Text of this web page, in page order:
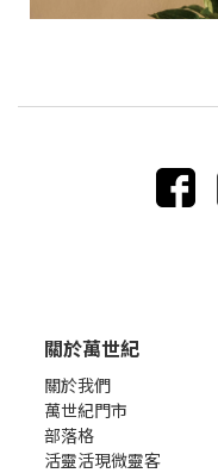
關於萬世紀
關於我們
萬世紀門市
部落格
活靈活現微靈客